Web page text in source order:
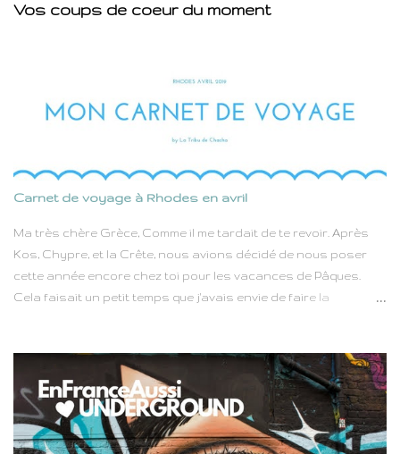
Vos coups de coeur du moment
Carnet de voyage à Rhodes en avril
Ma très chère Grèce, Comme il me tardait de te revoir. Après
Kos, Chypre, et la Crête, nous avions décidé de nous poser
cette année encore chez toi pour les vacances de Pâques.
Cela faisait un petit temps que j'avais envie de faire la
de 38, Rhodes n'est pas très grande, mais pas si petite non
plus. Elle était parfaite pour nous laisser suffisamment de
temps au cours de cette semaine de vacances pour alterner
entre découvertes et pauses farnientes. Ils sont nombreux à
dire combien Rhodes est belle, que se perdre dans les ruelles